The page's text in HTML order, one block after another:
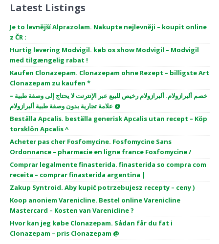
Latest Listings
Je to levnější Alprazolam. Nakupte nejlevněji – koupit online
z ČR :
Hurtig levering Modvigil. køb os show Modvigil – Modvigil
med tilgængelig rabat !
Kaufen Clonazepam. Clonazepam ohne Rezept – billigste Art
Clonazepam zu kaufen *
خصم ألبرازولام. ألبرازولام رخيص للبيع عبر الإنترنت لا يحتاج إلى وصفة طبية –
علامة تجارية بدون وصفة طبية ألبرازولام @
Beställa Apcalis. beställa generisk Apcalis utan recept – Köp
torsklön Apcalis ^
Acheter pas cher Fosfomycine. Fosfomycine Sans
Ordonnance – pharmacie en ligne france Fosfomycine /
Comprar legalmente finasterida. finasterida so compra com
receita – comprar finasterida argentina |
Zakup Syntroid. Aby kupić potrzebujesz recepty – ceny )
Koop anoniem Varenicline. Bestel online Varenicline
Mastercard – Kosten van Varenicline ?
Hvor kan jeg købe Clonazepam. Sådan får du fat i
Clonazepam – pris Clonazepam @